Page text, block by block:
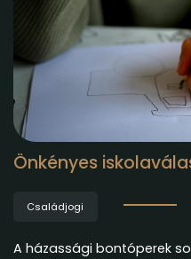
Önkényes
Családjogi
A házassági bontóperek